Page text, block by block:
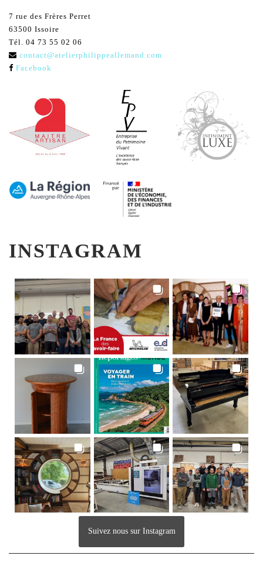
7 rue des Frères Perret
63500 Issoire
Tél. 04 73 55 02 06
contact@atelierphilippeallemand.com
Facebook
INSTAGRAM
Suivez nous sur Instagram